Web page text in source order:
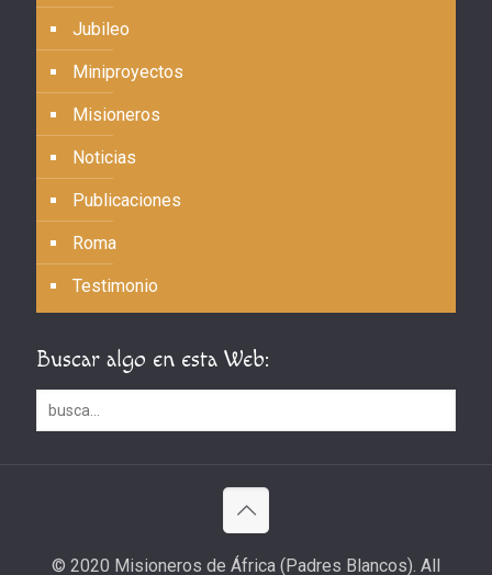
Jubileo
Miniproyectos
Misioneros
Noticias
Publicaciones
Roma
Testimonio
Buscar algo en esta Web:
© 2020 Misioneros de África (Padres Blancos). All